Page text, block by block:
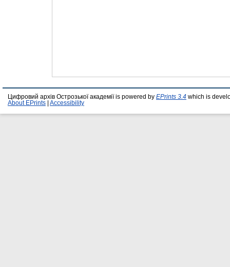
Цифровий архів Острозької академії is powered by EPrints 3.4 which is
About EPrints
Accessibility